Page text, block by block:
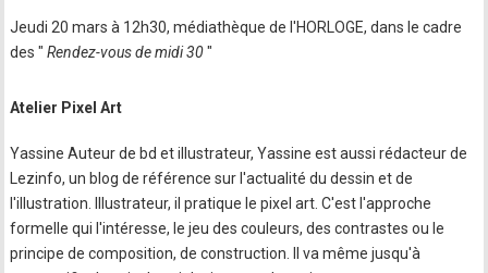
Jeudi 20 mars à 12h30, médiathèque de l'HORLOGE, dans le cadre
des " Rendez-vous de midi 30"
Atelier Pixel Art
Yassine Auteur de bd et illustrateur, Yassine est aussi rédacteur de
Lezinfo, un blog de référence sur l'actualité du dessin et de
l'illustration. Illustrateur, il pratique le pixel art. C'est l'approche
formelle qui l'intéresse, le jeu des couleurs, des contrastes ou le
principe de composition, de construction. Il va même jusqu'à